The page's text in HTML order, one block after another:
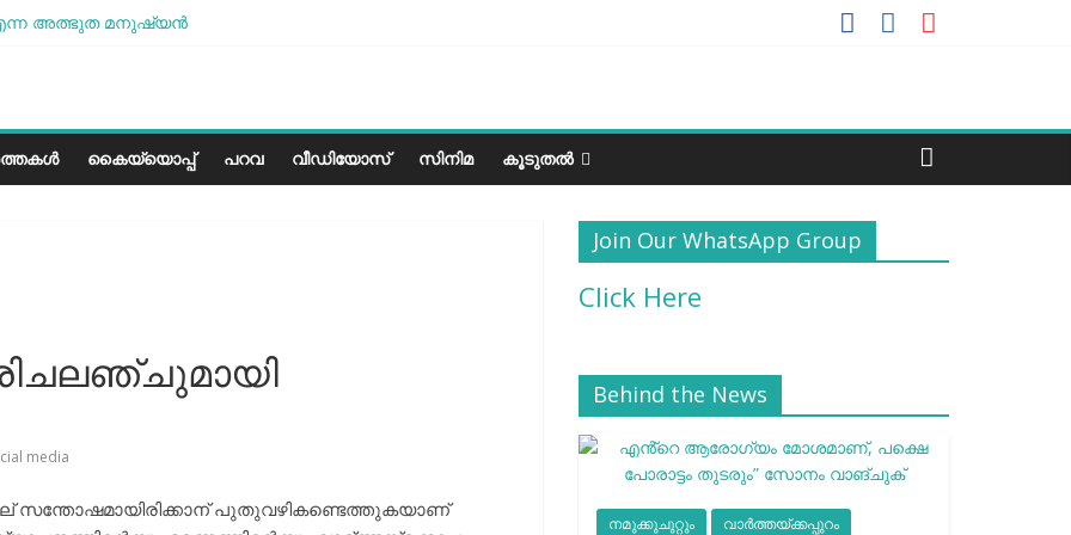
അത്ഭുത മനുഷ്യന്‍
മിഠായികള്‍
കൈയ്യൊപ്പ് പറവ വീഡിയോസ് സിനിമ കൂടുതൽ
media
സന്തോഷമായിരിക്കാന് പുതുവഴികണ്ടെത്തുകയാണ്
Join Our WhatsApp Group
Click Here
Behind the News
നമുക്കുചുറ്റും വാർത്തയ്ക്കപ്പുറം